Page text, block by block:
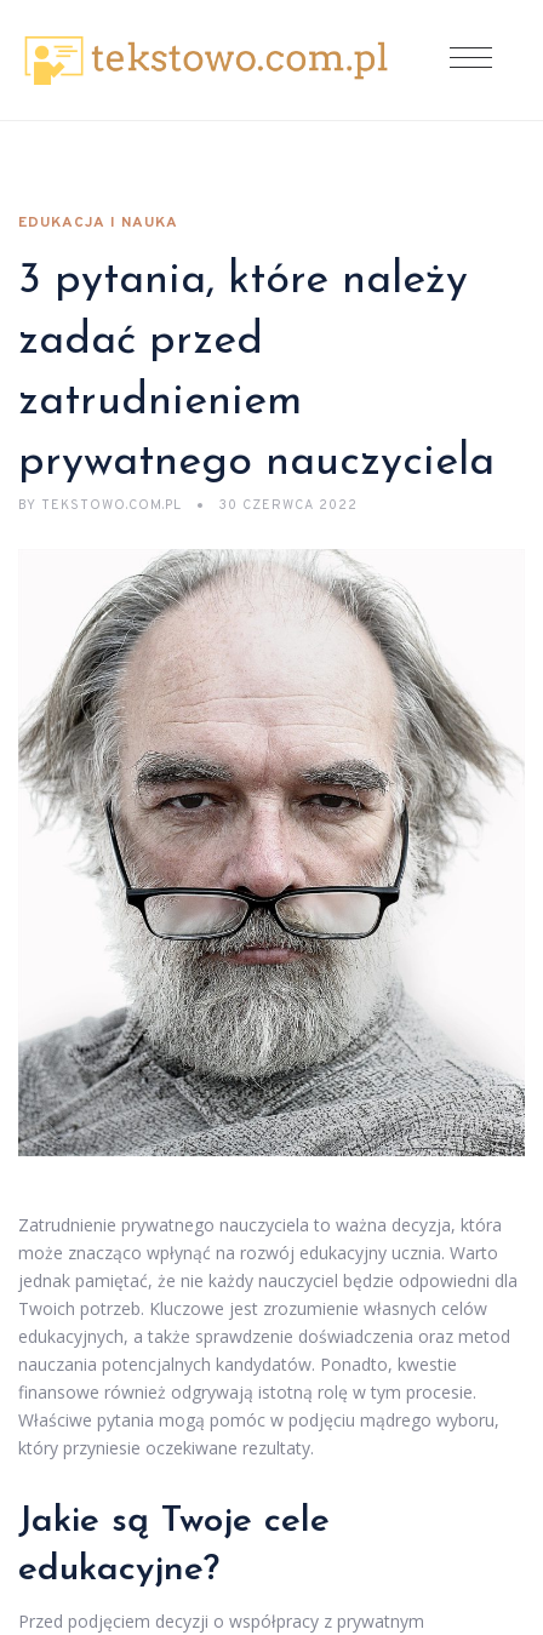
EDUKACJA I NAUKA
3 pytania, które należy
zadać przed
zatrudnieniem
prywatnego nauczyciela
BY TEKSTOWO.COM.PL 30 CZERWCA 2022
Zatrudnienie prywatnego nauczyciela to ważna decyzja, która
może znacząco wpłynąć na rozwój edukacyjny ucznia. Warto
jednak pamiętać, że nie każdy nauczyciel będzie odpowiedni dla
Twoich potrzeb. Kluczowe jest zrozumienie własnych celów
edukacyjnych, a także sprawdzenie doświadczenia oraz metod
nauczania potencjalnych kandydatów. Ponadto, kwestie
finansowe również odgrywają istotną rolę w tym procesie.
Właściwe pytania mogą pomóc w podjęciu mądrego wyboru,
który przyniesie oczekiwane rezultaty.
Jakie są Twoje cele
edukacyjne?
Przed podjęciem decyzji o współpracy z prywatnym